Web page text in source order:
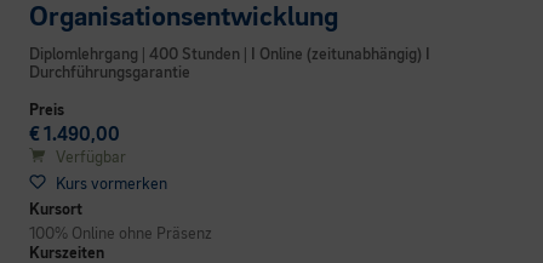
Spanisch
Studiengänge
Pflichtschulabschluss
Unsere Campusbereiche
Organisationsentwicklung
Diplomlehrgang | 400 Stunden | I Online (zeitunabhängig) I
Durchführungsgarantie
Preis
€ 1.490,00
Verfügbar
Kurs vormerken
Kursort
100% Online ohne Präsenz
Kurszeiten